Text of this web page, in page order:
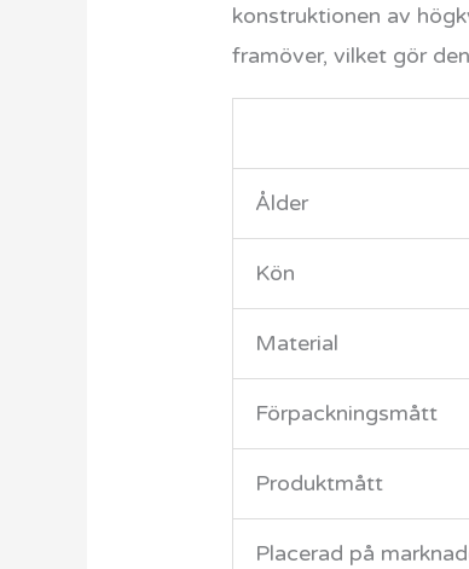
konstruktionen av
framöver, vilket gör
Ålder
Kön
Material
Förpackningsmått
Produktmått
Placerad på